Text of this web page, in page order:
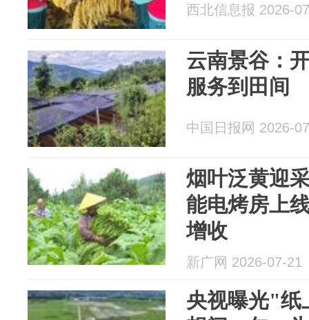
西北信息报 2026-
云南景谷：
服务到田间
中国日报网 2026-
烟叶泛黄迎
能电烤房上
增收
新广网 2026-07-21
央视曝光"纸